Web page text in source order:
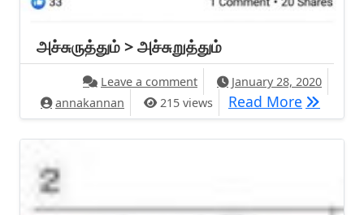
அச்சுருத்தும் > அச்சுறுத்தும்
Leave a commenton அச்சுருத்தும் > அச்சுறுத்தும்
January 28, 2020
annakannan
215 views Read More